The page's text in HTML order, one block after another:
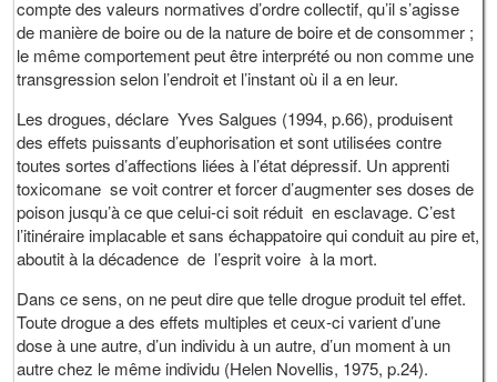
compte des valeurs normatives d’ordre collectif, qu’il s’agisse
de manière de boire ou de la nature de boire et de consommer ;
le même comportement peut être interprété ou non comme une
transgression selon l’endroit et l’instant où il a en leur.
Les drogues, déclare Yves Salgues (1994, p.66), produisent
des effets puissants d’euphorisation et sont utilisées contre
toutes sortes d’affections liées à l’état dépressif. Un apprenti
toxicomane se voit contrer et forcer d’augmenter ses doses de
poison jusqu’à ce que celui-ci soit réduit en esclavage. C’est
l’itinéraire implacable et sans échappatoire qui conduit au pire et,
aboutit à la décadence de l’esprit voire à la mort.
Dans ce sens, on ne peut dire que telle drogue produit tel effet.
Toute drogue a des effets multiples et ceux-ci varient d’une
dose à une autre, d’un individu à un autre, d’un moment à un
autre chez le même individu (Helen Novellis, 1975, p.24).